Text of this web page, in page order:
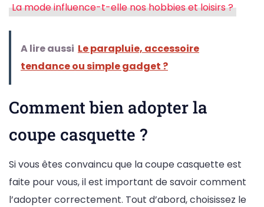
La mode influence-t-elle nos hobbies et loisirs ?
A lire aussi Le parapluie, accessoire
tendance ou simple gadget ?
Comment bien adopter la
coupe casquette ?
Si vous êtes convaincu que la coupe casquette est
faite pour vous, il est important de savoir comment
l’adopter correctement. Tout d’abord, choisissez le